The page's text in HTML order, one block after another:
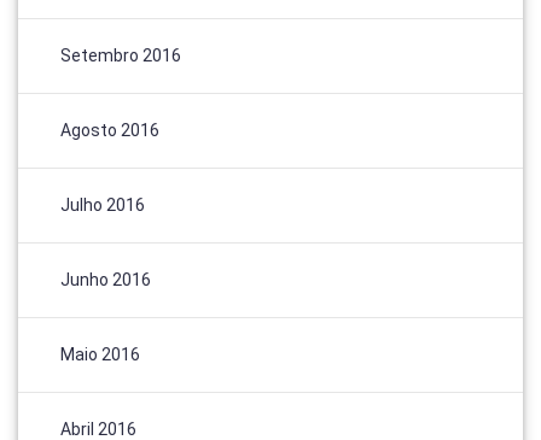
Setembro 2016
Agosto 2016
Julho 2016
Junho 2016
Maio 2016
Abril 2016